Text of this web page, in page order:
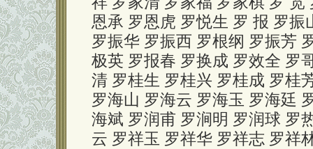
恩承 罗恩虎 罗悦生 罗 报 罗
罗振华 罗振西 罗根纲 罗振芳
极英 罗报春 罗换成 罗效全 罗
清 罗桂生 罗桂兴 罗桂成 罗桂
罗海山 罗海云 罗海玉 罗海廷
海斌 罗润甫 罗涧明 罗润球 罗
云 罗祥玉 罗祥华 罗祥志 罗祥